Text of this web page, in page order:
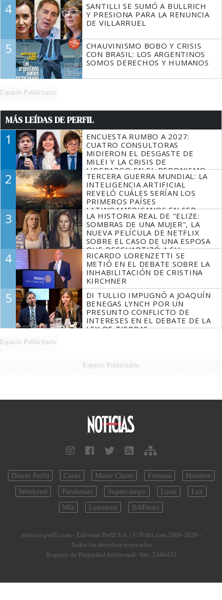
4
SANTILLI SE SUMÓ A BULLRICH
Y PRESIONA PARA LA RENUNCIA
DE VILLARRUEL
5
CHAUVINISMO BOBO Y CRISIS
CON BRASIL: LOS ARGENTINOS
SOMOS DERECHOS Y HUMANOS
Espacio Publicitario
MÁS LEÍDAS DE PERFIL
1
ENCUESTA RUMBO A 2027:
CUATRO CONSULTORAS
MIDIERON EL DESGASTE DE
MILEI Y LA CRISIS DE
LIDERAZGO EN EL PERONISMO
2
TERCERA GUERRA MUNDIAL: LA
INTELIGENCIA ARTIFICIAL
REVELÓ CUÁLES SERÍAN LOS
PRIMEROS PAÍSES
LATINOAMERICANOS EN SER
DERROTADOS
3
LA HISTORIA REAL DE "ELIZE:
SOMBRAS DE UNA MUJER", LA
NUEVA PELÍCULA DE NETFLIX
SOBRE EL CASO DE UNA ESPOSA
QUE DESCUARTIZÓ A SU
MARIDO
4
RICARDO LORENZETTI SE
METIÓ EN EL DEBATE SOBRE LA
INHABILITACIÓN DE CRISTINA
KIRCHNER
5
DI TULLIO IMPUGNÓ A JOAQUÍN
BENEGAS LYNCH POR UN
PRESUNTO CONFLICTO DE
INTERESES EN EL DEBATE DE LA
LEY DE TIERRAS
Espacio Publicitario
Espacio Publicitario
Diario Perfil Caras Marie Claire Fortuna
Hombre
Weekend
Parabrisas Supercampo Look
Luz
Mía
Lunateen BATimes
noticias.perfil.com - Editorial Perfil S.A. | © Perfil.com 2006-2026 -
Todos los derechos reservados
Registro de Propiedad Intelectual: Nro. 5346433